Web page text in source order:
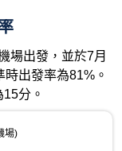
場出發，並於7月
出發率為81%。
分。
場)